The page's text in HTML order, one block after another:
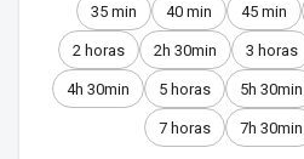
35 min 40 min 45 min
2 horas 2h 30min 3 horas
4h 30min 5 horas 5h 30min
7 horas 7h 30min